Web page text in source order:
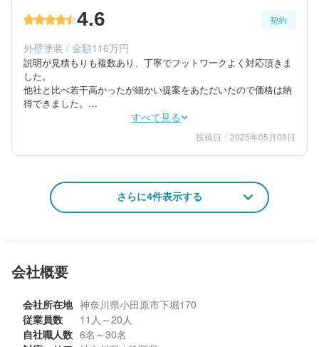
50代/男性/一戸建て
築年数：18年
4.6 契約
外壁塗装 / 金額116万円
説明が見積もりも複数あり、丁寧でフットワークよく対応頂きま
した。
他社と比べ若干高かったが細かい提案をあただいたので価格は納
得できました。
人当たりも良く丁寧で迅速な対応で、信頼できる方でした。イケ
すべて見る
金額感 4
担当者 5
50代/男性/一戸建て
エリア：神奈川県小田原市
築年数：18年
投稿日：2025年05月08日
さらに4件表示する
会社概要
会社所在地 神奈川県小田原市下堀170
従業員数
11人～20人
自社職人数 6名～30名